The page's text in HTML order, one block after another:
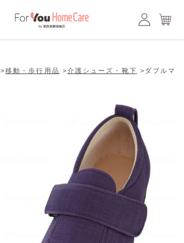
>移動・歩行用品 >介護シューズ・靴下 > ダブルマ